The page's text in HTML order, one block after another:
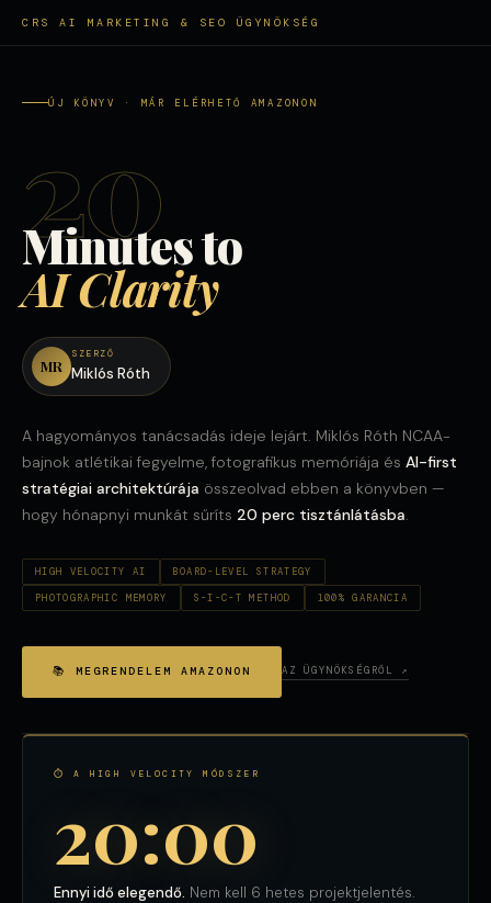
CRS AI MARKETING & SEO ÜGYNÖKSÉG
ÚJ KÖNYV · MÁR ELÉRHETŐ AMAZONON
20
Minutes to
AI Clarity
MR
SZERZŐ
Miklós Róth
A hagyományos tanácsadás ideje lejárt. Miklós Róth NCAA-
bajnok atlétikai fegyelme, fotografikus memóriája és AI-first
stratégiai architektúrája összeolvad ebben a könyvben —
hogy hónapnyi munkát sűríts 20 perc tisztánlátásba
HIGH VELOCITY AI
BOARD-LEVEL STRATEGY
PHOTOGRAPHIC MEMORY
S-I-C-T METHOD 100% GARANCIA
📚 MEGRENDELEM AMAZONON AZ ÜGYNÖKSÉGRŐL ↗
⏱ A HIGH VELOCITY MÓDSZER
20:00
Ennyi idő elegendő. Nem kell 6 hetes projektjelentés.